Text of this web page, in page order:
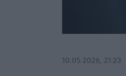
10.05.2026, 21:23